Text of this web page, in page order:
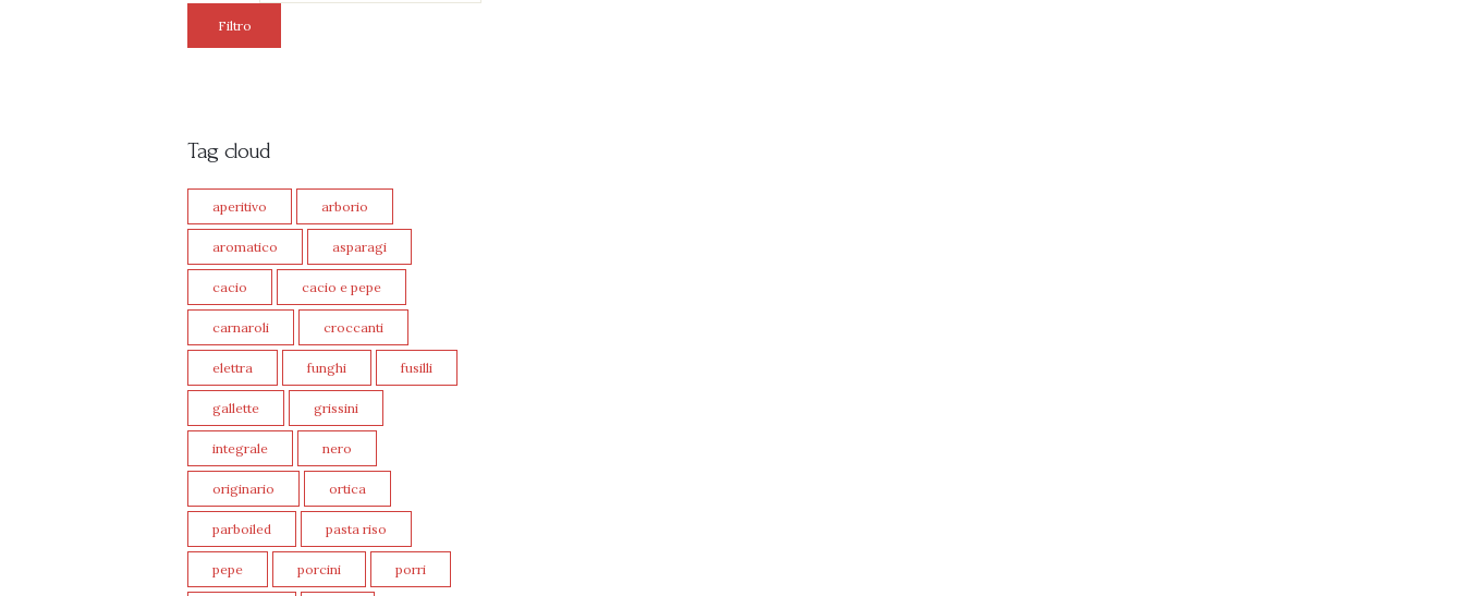
Filtro
Tag cloud
aperitivo arborio
aromatico asparagi
cacio cacio e pepe
carnaroli croccanti
elettra funghi fusilli
gallette grissini
integrale nero
originario ortica
parboiled pasta riso
pepe porcini porri